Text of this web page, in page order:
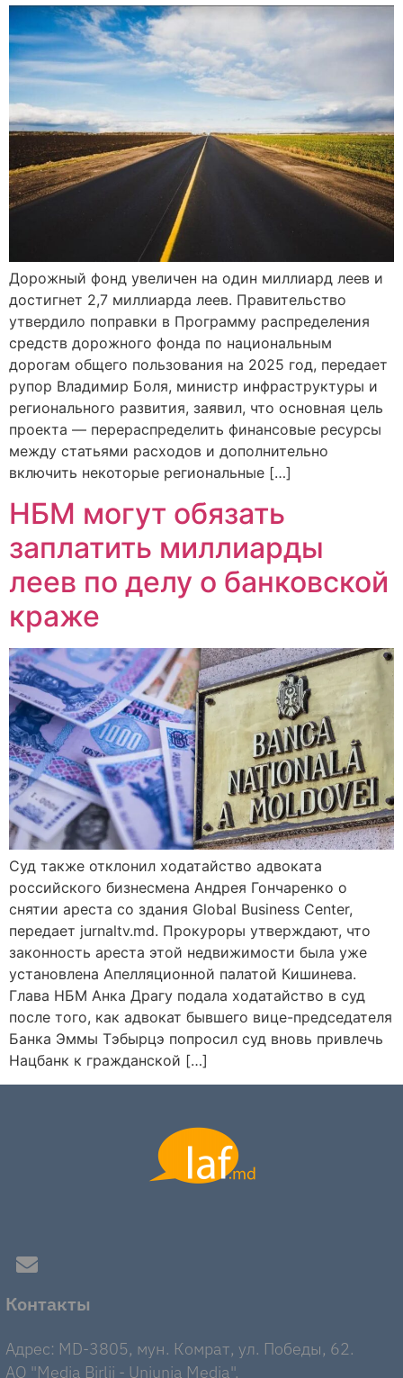
Дорожный фонд увеличен на один миллиард леев и
достигнет 2,7 миллиарда леев. Правительство
утвердило поправки в Программу распределения
средств дорожного фонда по национальным
дорогам общего пользования на 2025 год, передает
рупор Владимир Боля, министр инфраструктуры и
регионального развития, заявил, что основная цель
проекта — перераспределить финансовые ресурсы
между статьями расходов и дополнительно
включить некоторые региональные […]
НБМ могут обязать
заплатить миллиарды
леев по делу о банковской
краже
Суд также отклонил ходатайство адвоката
российского бизнесмена Андрея Гончаренко о
снятии ареста со здания Global Business Center,
передает jurnaltv.md. Прокуроры утверждают, что
законность ареста этой недвижимости была уже
установлена Апелляционной палатой Кишинева.
Глава НБМ Анка Драгу подала ходатайство в суд
после того, как адвокат бывшего вице-председателя
Банка Эммы Тэбырцэ попросил суд вновь привлечь
Нацбанк к гражданской […]
Контакты
Адрес: MD-3805, мун. Комрат, ул. Победы, 62.
AO "Media Birlii - Uniunia Media".